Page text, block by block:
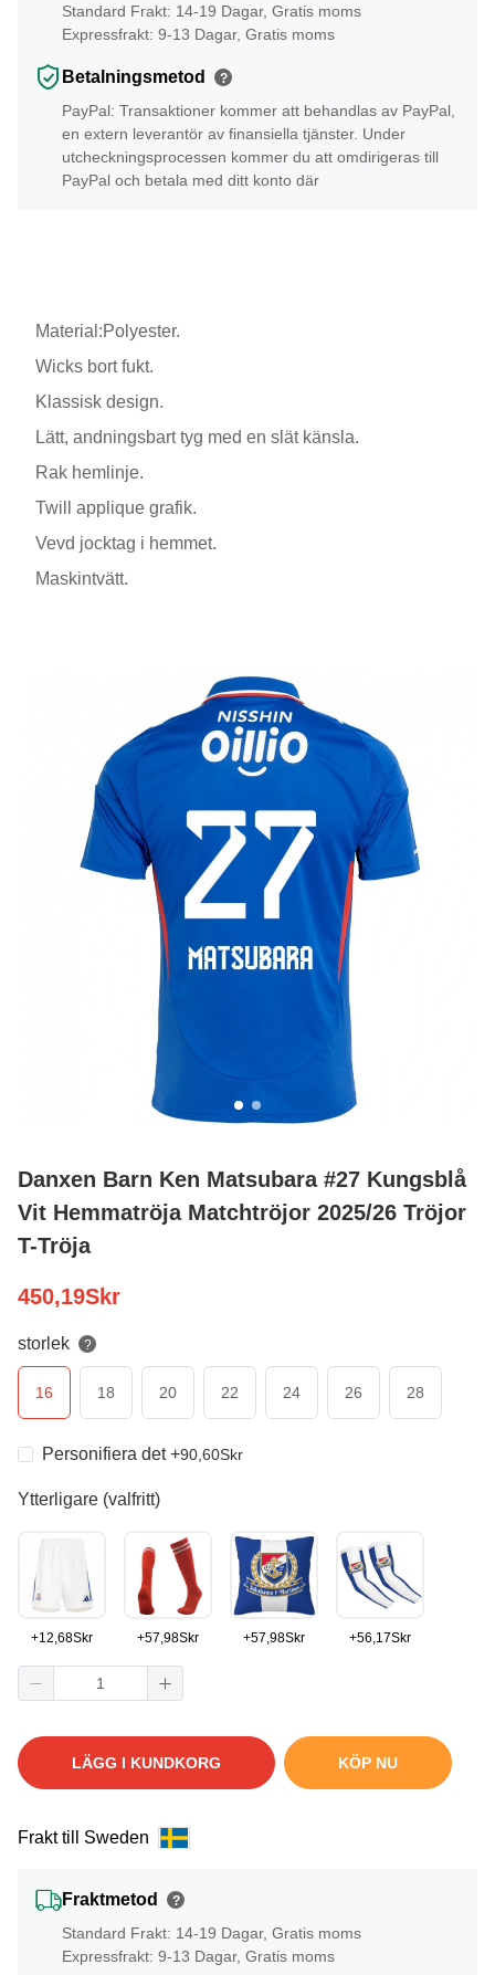
Standard Frakt: 14-19 Dagar, Gratis moms
Expressfrakt: 9-13 Dagar, Gratis moms
Betalningsmetod ?
PayPal: Transaktioner kommer att behandlas av PayPal,
en extern leverantör av finansiella tjänster. Under
utcheckningsprocessen kommer du att omdirigeras till
PayPal och betala med ditt konto där
Material:Polyester.
Wicks bort fukt.
Klassisk design.
Lätt, andningsbart tyg med en slät känsla.
Rak hemlinje.
Twill applique grafik.
Vevd jocktag i hemmet.
Maskintvätt.
Danxen Barn Ken Matsubara #27 Kungsblå
Vit Hemmatröja Matchtröjor 2025/26 Tröjor
T-Tröja
450,19Skr
storlek ?
16 18 20 22 24 26 28
Personifiera det+90,60Skr
Ytterligare (valfritt)
+12,68Skr +57,98Skr +57,98Skr +56,17Skr
LÄGG I KUNDKORG KÖP NU
Frakt till Sweden
Fraktmetod ?
Standard Frakt: 14-19 Dagar, Gratis moms
Expressfrakt: 9-13 Dagar, Gratis moms